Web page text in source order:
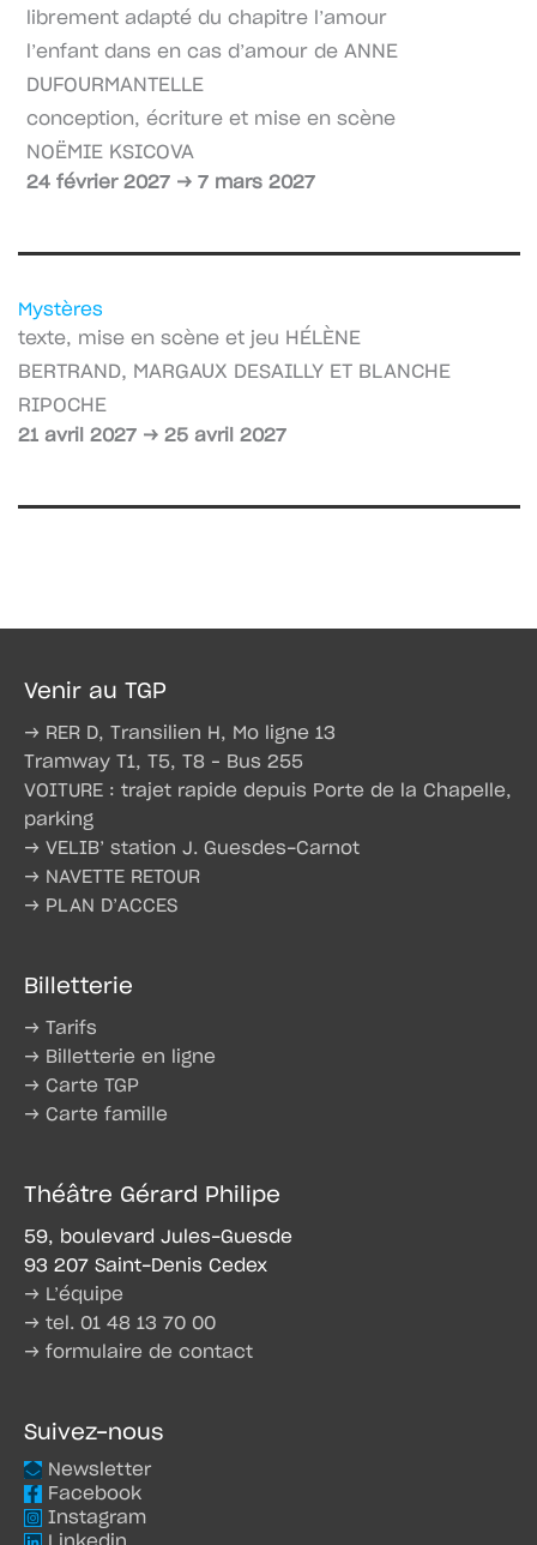
librement adapté du chapitre l’amour
l’enfant dans en cas d’amour de ANNE
DUFOURMANTELLE
conception, écriture et mise en scène
NOËMIE KSICOVA
24 février 2027 → 7 mars 2027
Mystères
texte, mise en scène et jeu HÉLÈNE
BERTRAND, MARGAUX DESAILLY ET BLANCHE
RIPOCHE
21 avril 2027 → 25 avril 2027
Venir au TGP
→ RER D, Transilien H, Mo ligne 13
Tramway T1, T5, T8 – Bus 255
VOITURE : trajet rapide depuis Porte de la Chapelle,
parking
→ VELIB’ station J. Guesdes-Carnot
→ NAVETTE RETOUR
→ PLAN D’ACCES
Billetterie
→ Tarifs
→ Billetterie en ligne
→ Carte TGP
→ Carte famille
Théâtre Gérard Philipe
59, boulevard Jules-Guesde
93 207 Saint-Denis Cedex
→ L’équipe
→ tel. 01 48 13 70 00
→ formulaire de contact
Suivez-nous
Newsletter
Facebook
Instagram